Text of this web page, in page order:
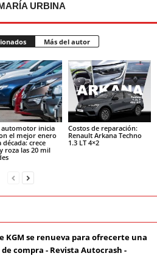
URBINA
Más del autor
automotor inicia
el mejor enero
década: crece
roza las 20 mil
Costos de reparación:
Renault Arkana Techno
1.3 LT 4×2
KGM se renueva para ofrecerte una
compra - Revista Autocrash -